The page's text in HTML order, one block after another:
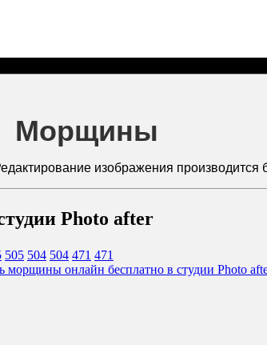
Морщины
изображения
Photo after
505 504 504 471 471